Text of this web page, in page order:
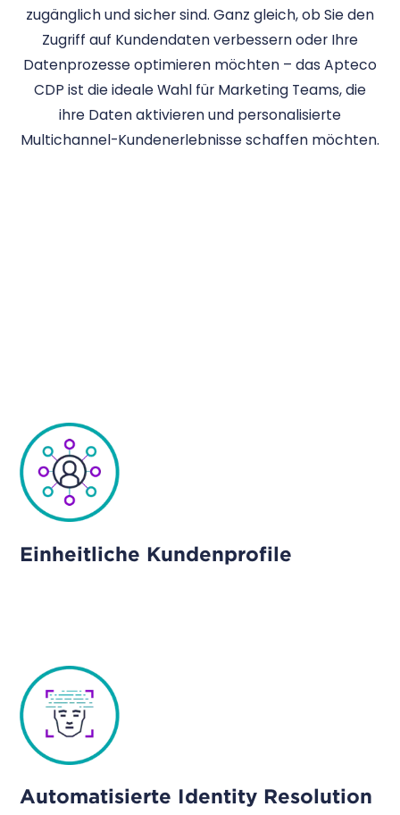
zugänglich und sicher sind. Ganz gleich, ob Sie den
Zugriff auf Kundendaten verbessern oder Ihre
Datenprozesse optimieren möchten – das Apteco
CDP ist die ideale Wahl für Marketing Teams, die
ihre Daten aktivieren und personalisierte
Multichannel-Kundenerlebnisse schaffen möchten.